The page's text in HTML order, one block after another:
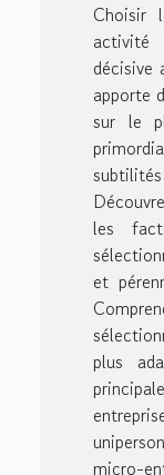
Choisir
activité
décisive
apporte
sur le
les
et
plus
micro-